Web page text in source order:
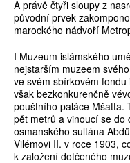
A právě čtyři sloupy z
původní prvek
marockého nádvoří
I Muzeum islámského
nejstarším muzeem
ve svém sbírkovém
však bezkonkurenčně
pouštního paláce Mšatta.
pět metrů a vinoucí se do
osmanského sultána
Vilémovi II. v roce 1903,
k založení dotčeného